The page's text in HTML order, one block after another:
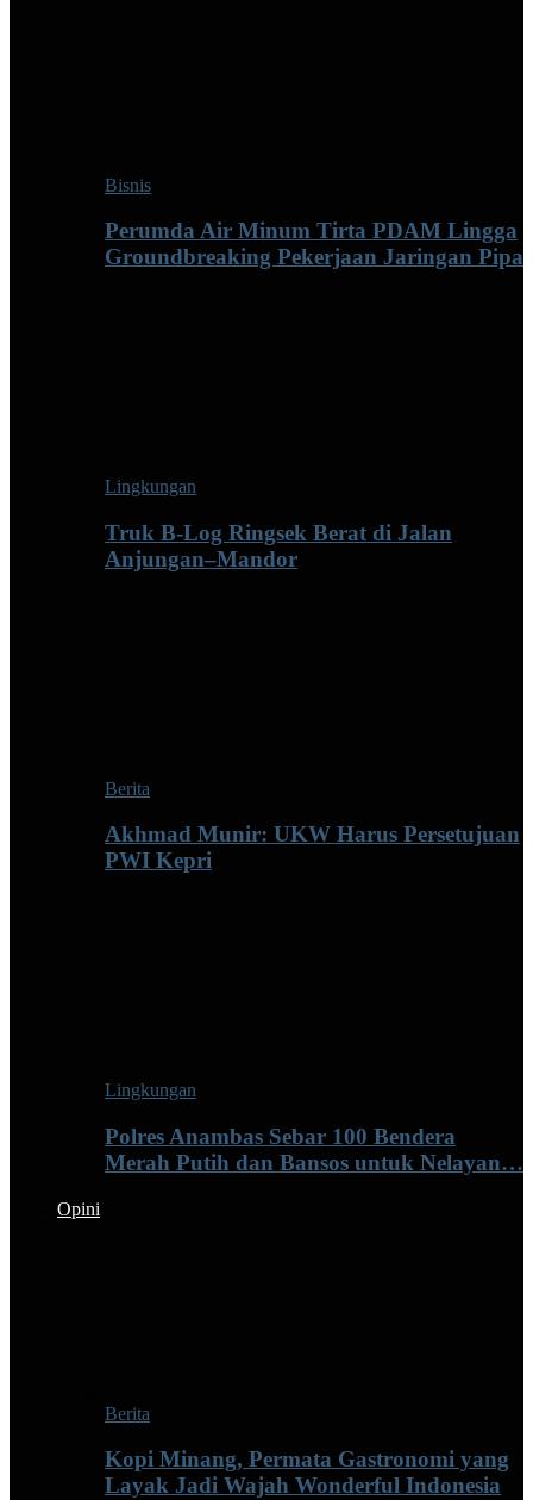
Bisnis
Perumda Air Minum Tirta PDAM Lingga
Groundbreaking Pekerjaan Jaringan Pipa
Lingkungan
Truk B-Log Ringsek Berat di Jalan
Anjungan–Mandor
Berita
Akhmad Munir: UKW Harus Persetujuan
PWI Kepri
Lingkungan
Polres Anambas Sebar 100 Bendera
Merah Putih dan Bansos untuk Nelayan…
Opini
Berita
Kopi Minang, Permata Gastronomi yang
Layak Jadi Wajah Wonderful Indonesia